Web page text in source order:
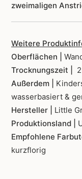
zweimaligen
Weitere
Oberflächen |
Trocknungszeit |
Außerdem |
wasserbasiert &
Hersteller | Little
Produktionsland |
Empfohlene
kurzflorig